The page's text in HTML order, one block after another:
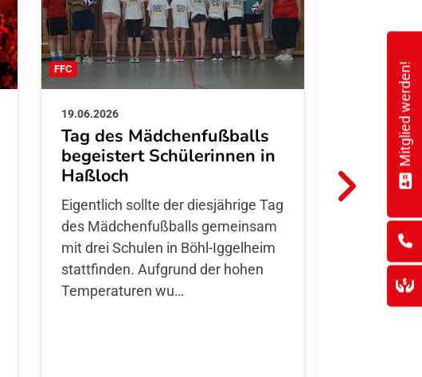
FFC
19.06.2026
Tag des Mädchenfußballs
begeistert Schülerinnen in
Haßloch
Eigentlich sollte der diesjährige Tag
des Mädchenfußballs gemeinsam
mit drei Schulen in Böhl-Iggelheim
stattfinden. Aufgrund der hohen
Temperaturen wu…
01.06.2026
Danke
FFC
Hoffmann
den
Finnla…
Mitglied werden!